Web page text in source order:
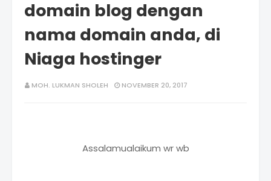
domain blog dengan
nama domain anda, di
Niaga hostinger
MOH. LUKMAN SHOLEH NOVEMBER 20, 2017
Assalamualaikum wr wb